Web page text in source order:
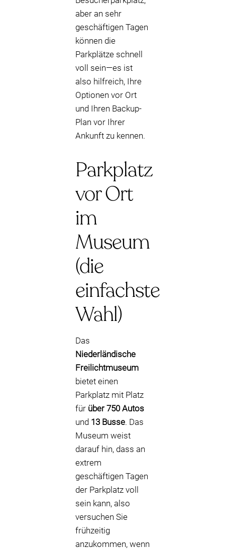
aber an sehr
geschäftigen Tagen
können die
Parkplätze schnell
voll sein—es ist
also hilfreich, Ihre
Optionen vor Ort
und Ihren Backup-
Plan vor Ihrer
Ankunft zu kennen.
Parkplatz
vor Ort
im
Museum
(die
einfachste
Wahl)
Das
Niederländische
Freilichtmuseum
bietet einen
Parkplatz mit Platz
für über 750 Autos
und 13 Busse. Das
Museum weist
darauf hin, dass an
extrem
geschäftigen Tagen
der Parkplatz voll
sein kann, also
versuchen Sie
frühzeitig
anzukommen, wenn